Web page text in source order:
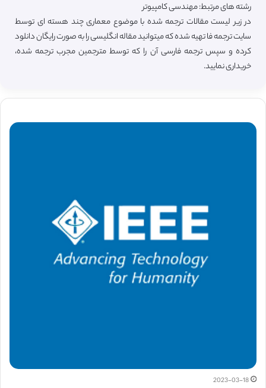
رشته های مرتبط: مهندسی کامپیوتر
در زیر لیست مقالات ترجمه شده با موضوع معماری چند هسته ای توسط
سایت ترجمه فا تهیه شده که میتوانید مقاله انگلیسی را به صورت رایگان دانلود
کرده و سپس ترجمه فارسی آن را که توسط مترجمین مجرب ترجمه شده،
خریداری نمایید.
2023-03-18